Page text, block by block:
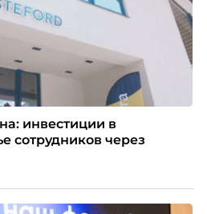
инвестиции в
сотрудников через